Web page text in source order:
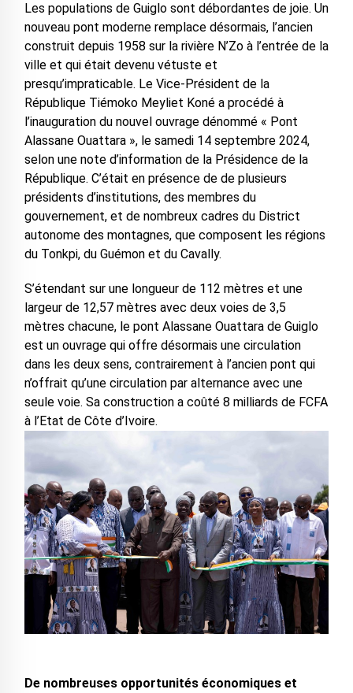
Les populations de Guiglo sont débordantes de joie. Un
nouveau pont moderne remplace désormais, l’ancien
construit depuis 1958 sur la rivière N’Zo à l’entrée de la
ville et qui était devenu vétuste et
presqu’impraticable. Le Vice-Président de la
République Tiémoko Meyliet Koné a procédé à
l’inauguration du nouvel ouvrage dénommé « Pont
Alassane Ouattara », le samedi 14 septembre 2024,
selon une note d’information de la Présidence de la
République. C’était en présence de de plusieurs
présidents d’institutions, des membres du
gouvernement, et de nombreux cadres du District
autonome des montagnes, que composent les régions
du Tonkpi, du Guémon et du Cavally.
S’étendant sur une longueur de 112 mètres et une
largeur de 12,57 mètres avec deux voies de 3,5
mètres chacune, le pont Alassane Ouattara de Guiglo
est un ouvrage qui offre désormais une circulation
dans les deux sens, contrairement à l’ancien pont qui
n’offrait qu’une circulation par alternance avec une
seule voie. Sa construction a coûté 8 milliards de FCFA
à l’Etat de Côte d’Ivoire.
De nombreuses opportunités économiques et